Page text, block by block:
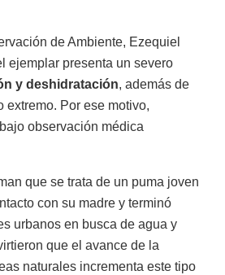
de Ambiente, Ezequiel
ejemplar presenta un severo
y deshidratación, además de
extremo. Por ese motivo,
observación médica
que se trata de un puma joven
con su madre y terminó
urbanos en busca de agua y
que el avance de la
naturales incrementa este tipo